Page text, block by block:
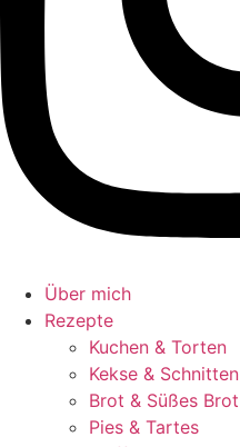
Über mich
Rezepte
Kuchen & Torten
Kekse & Schnitten
Brot & Süßes Brot
Pies & Tartes